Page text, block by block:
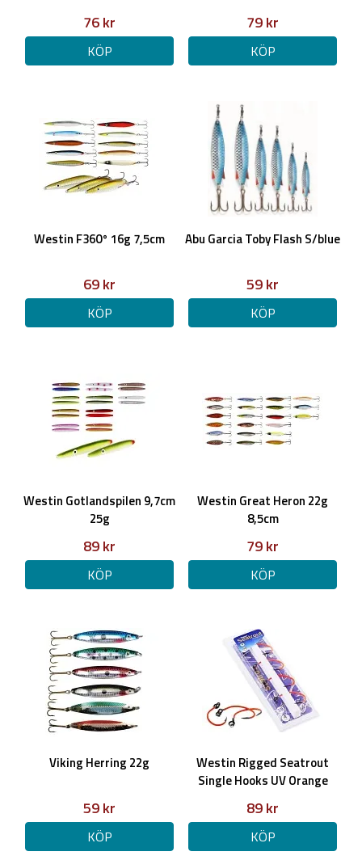
76 kr
KÖP
79 kr
KÖP
Westin F360° 16g 7,5cm
69 kr
KÖP
Abu Garcia Toby Flash S/blue
59 kr
KÖP
Westin Gotlandspilen 9,7cm
25g
89 kr
KÖP
Westin Great Heron 22g
8,5cm
79 kr
KÖP
Viking Herring 22g
59 kr
KÖP
Westin Rigged Seatrout
Single Hooks UV Orange
89 kr
KÖP